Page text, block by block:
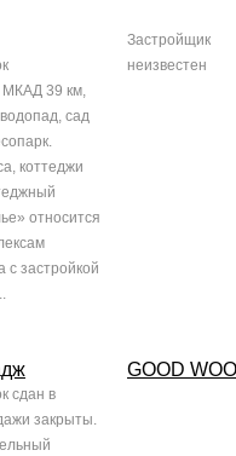
МКАД 39 км,
сад
коттеджи
относится
с застройкой
Застройщик
неизвестен
сдан в
закрыты.
GOOD